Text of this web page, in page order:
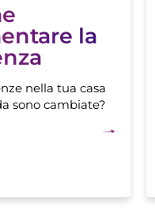
la
nella tua casa
sono cambiate?